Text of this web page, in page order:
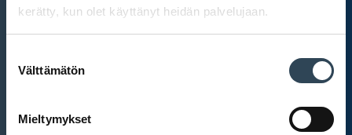
kerätty, kun olet käyttänyt heidän palvelujaan.
valinta
Välttämätön
Mieltymykset
Kauppakeskus Arabia
Et ole kirjautunut sisään. Kirjaudu sisään